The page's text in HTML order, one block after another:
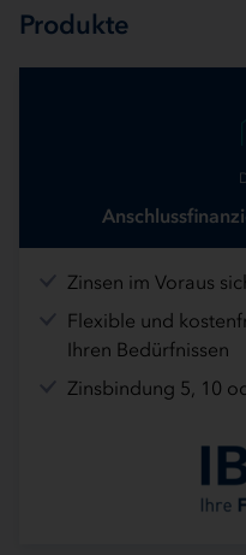
Produkte
Zinsen im Voraus
Flexible und
Ihren Bedürfnissen
Zinsbindung 5, 10